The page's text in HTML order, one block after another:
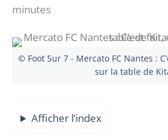
minutes
© Foot Sur 7 - Mercato FC Nantes :
sur la table de
Afficher l’index